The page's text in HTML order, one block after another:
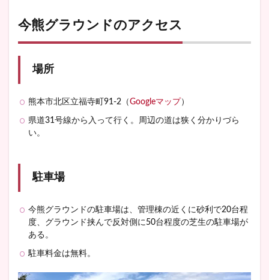
今熊グラウンドのアクセス
場所
熊本市北区立福寺町91-2（Googleマップ ）
県道31号線から入って行く。周辺の道は狭く分かりづら
い。
駐車場
今熊グラウンドの駐車場は、管理棟の近くに砂利で20台程
度、グラウンド挟んで反対側に50台程度の芝生の駐車場が
ある。
駐車料金は無料。